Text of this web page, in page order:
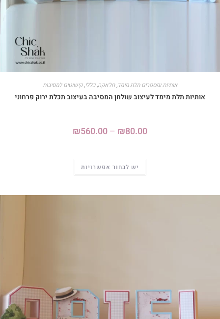
אותיות ומספרים תלת מימד,חלאקה,כללי,קישוטים למסיבות
אותיות תלת מימד לעיצוב שולחן המסיבה בעיצוב תכלת ירוק פרחוני
₪80.00
–
₪560.00
יש לבחור אפשרויות